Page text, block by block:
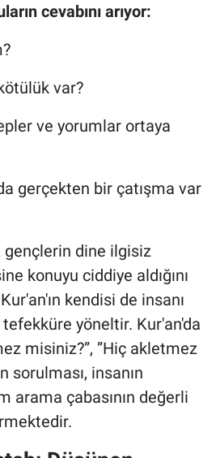
cevabını arıyor:
var?
ve yorumlar ortaya
gerçekten bir çatışma var
gençlerin dine ilgisiz
konuyu ciddiye aldığını
kendisi de insanı
tefekküre yöneltir. Kur'an'da
misiniz?”, ”Hiç akletmez
sorulması, insanın
arama çabasının değerli